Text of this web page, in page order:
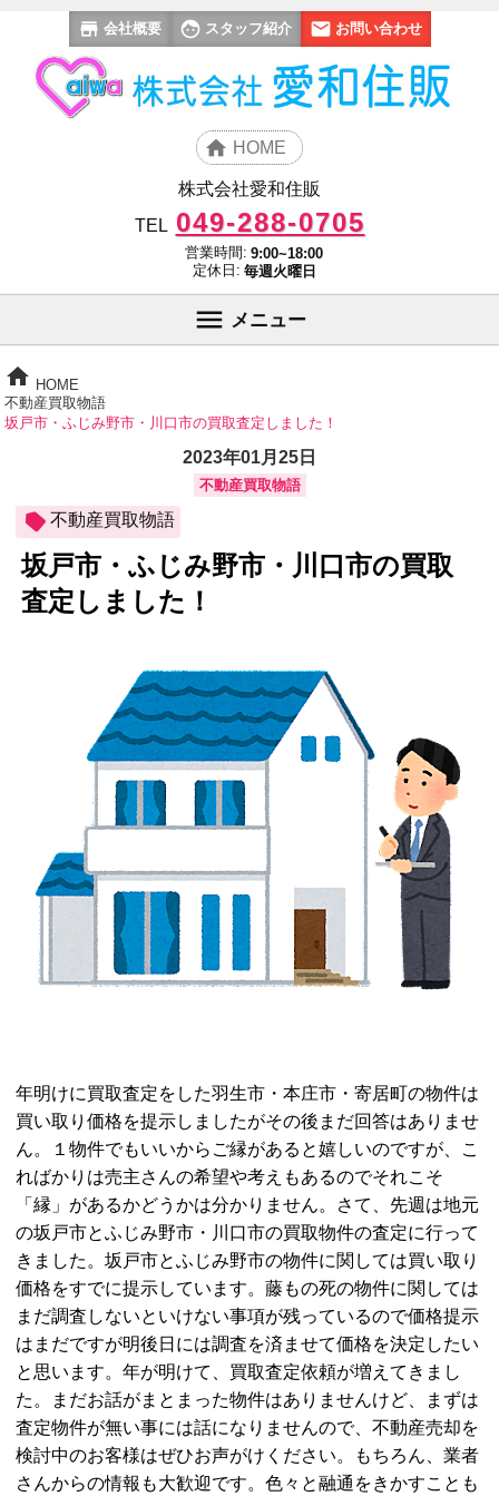
会社概要 スタッフ紹介 お問い合わせ
HOME
株式会社愛和住販
TEL 049-288-0705
営業時間: 9:00~18:00
定休日: 毎週火曜日
メニュー
HOME
不動産買取物語
坂戸市・ふじみ野市・川口市の買取査定しました！
2023年01月25日
不動産買取物語
不動産買取物語
坂戸市・ふじみ野市・川口市の買取
査定しました！
年明けに買取査定をした羽生市・本庄市・寄居町の物件は
買い取り価格を提示しましたがその後まだ回答はありませ
ん。１物件でもいいからご縁があると嬉しいのですが、こ
ればかりは売主さんの希望や考えもあるのでそれこそ
「縁」があるかどうかは分かりません。さて、先週は地元
の坂戸市とふじみ野市・川口市の買取物件の査定に行って
きました。坂戸市とふじみ野市の物件に関しては買い取り
価格をすでに提示しています。藤もの死の物件に関しては
まだ調査しないといけない事項が残っているので価格提示
はまだですが明後日には調査を済ませて価格を決定したい
と思います。年が明けて、買取査定依頼が増えてきまし
た。まだお話がまとまった物件はありませんけど、まずは
査定物件が無い事には話になりませんので、不動産売却を
検討中のお客様はぜひお声がけください。もちろん、業者
さんからの情報も大歓迎です。色々と融通をきかすことも